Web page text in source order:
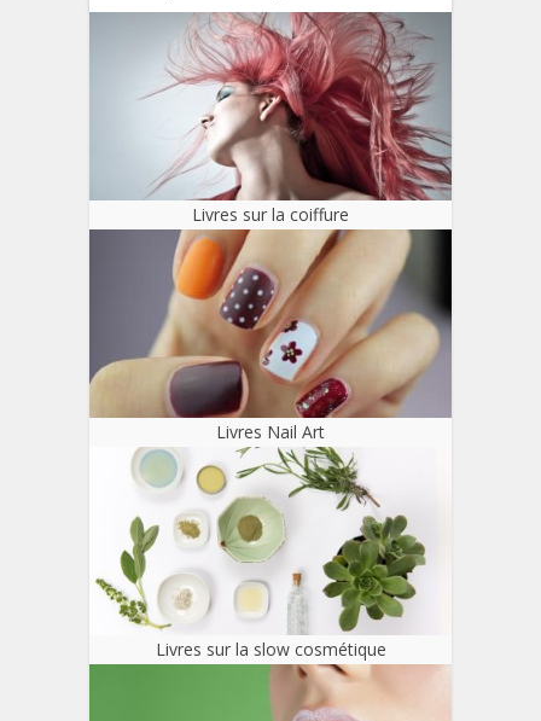
Livres sur la coiffure
Livres Nail Art
Livres sur la slow cosmétique